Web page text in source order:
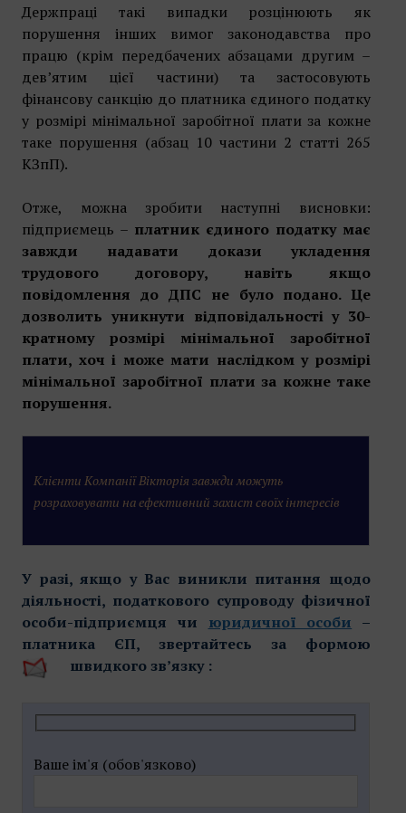
Держпраці такі випадки розцінюють як
порушення інших вимог законодавства про
працю (крім передбачених абзацами другим –
дев’ятим цієї частини) та застосовують
фінансову санкцію до платника єдиного податку
у розмірі мінімальної заробітної плати за кожне
таке порушення (абзац 10 частини 2 статті 265
КЗпП).
Отже, можна зробити наступні висновки:
підприємець – платник єдиного податку має
завжди надавати докази укладення
трудового договору, навіть якщо
повідомлення до ДПС не було подано. Це
дозволить уникнути відповідальності у 30-
кратному розмірі мінімальної заробітної
плати, хоч і може мати наслідком у розмірі
мінімальної заробітної плати за кожне таке
порушення.
Клієнти Компанії Вікторія завжди можуть
розраховувати на ефективний захист своїх інтересів
У разі, якщо у Вас виникли питання щодо
діяльності, податкового супроводу фізичної
особи-підприємця чи юридичної особи –
платника ЄП, звертайтесь за формою
швидкого зв’язку :
Ваше ім'я (обов'язково)